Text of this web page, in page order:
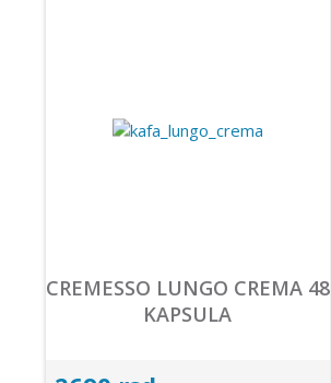
CREMESSO LUNGO CREMA 48
KAPSULA